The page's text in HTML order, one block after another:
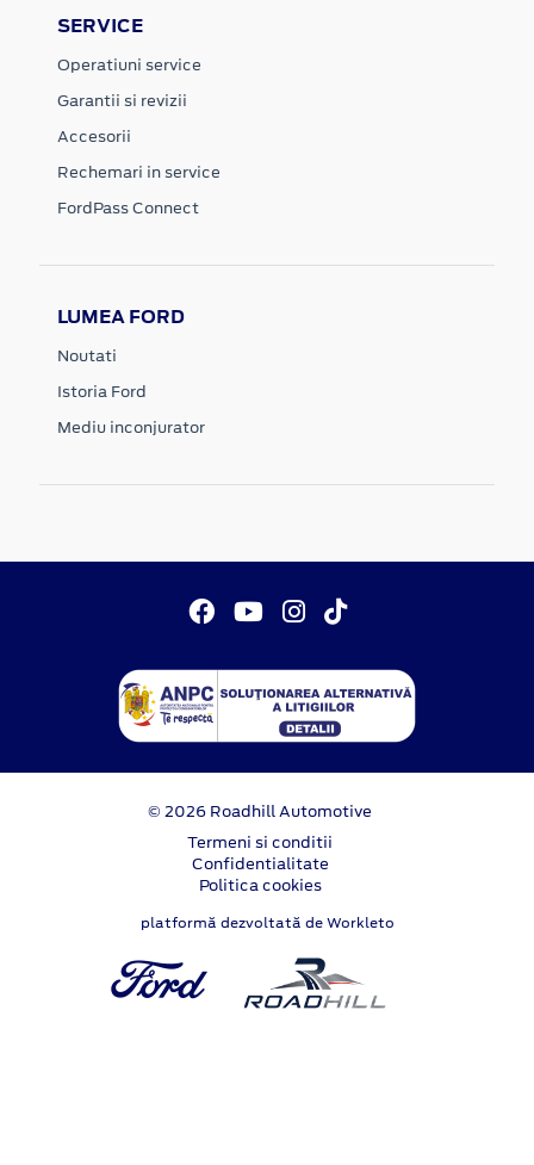
SERVICE
Operatiuni service
Garantii si revizii
Accesorii
Rechemari in service
FordPass Connect
LUMEA FORD
Noutati
Istoria Ford
Mediu inconjurator
© 2026 Roadhill Automotive
Termeni si conditii
Confidentialitate
Politica cookies
platformă dezvoltată de Workleto